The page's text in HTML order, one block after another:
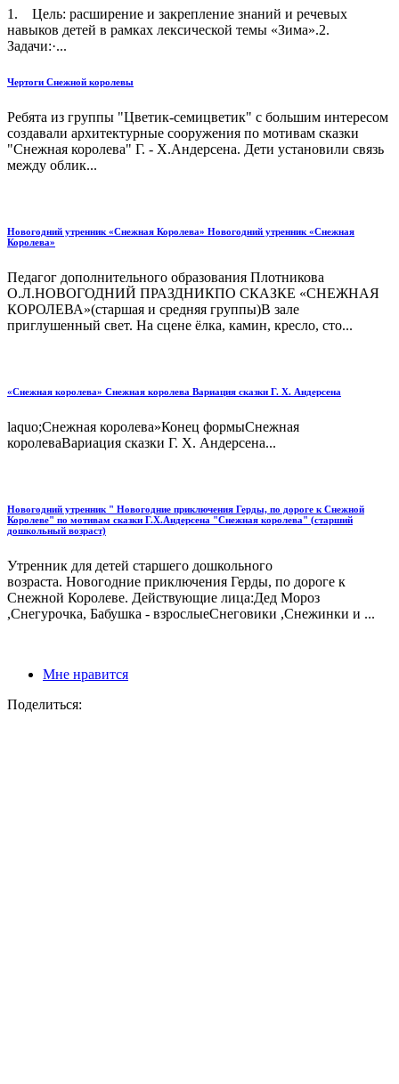
1. Цель: расширение и закрепление знаний и речевых
навыков детей в рамках лексической темы «Зима».2.
Задачи:·...
Чертоги Снежной королевы
Ребята из группы "Цветик-семицветик" с большим интересом
создавали архитектурные сооружения по мотивам сказки
"Снежная королева" Г. - Х.Андерсена. Дети установили связь
между облик...
Новогодний утренник «Снежная Королева» Новогодний утренник «Снежная
Королева»
Педагог дополнительного образования Плотникова
О.Л.НОВОГОДНИЙ ПРАЗДНИКПО СКАЗКЕ «СНЕЖНАЯ
КОРОЛЕВА»(старшая и средняя группы)В зале
приглушенный свет. На сцене ёлка, камин, кресло, сто...
«Снежная королева» Снежная королева Вариация сказки Г. Х. Андерсена
laquo;Снежная королева»Конец формыСнежная
королеваВариация сказки Г. Х. Андерсена...
Новогодний утренник " Новогодние приключения Герды, по дороге к Снежной
Королеве" по мотивам сказки Г.Х.Андерсена "Снежная королева" (старший
дошкольный возраст)
Утренник для детей старшего дошкольного
возраста. Новогодние приключения Герды, по дороге к
Снежной Королеве. Действующие лица:Дед Мороз
,Снегурочка, Бабушка - взрослыеСнеговики ,Снежинки и ...
Мне нравится
Поделиться: